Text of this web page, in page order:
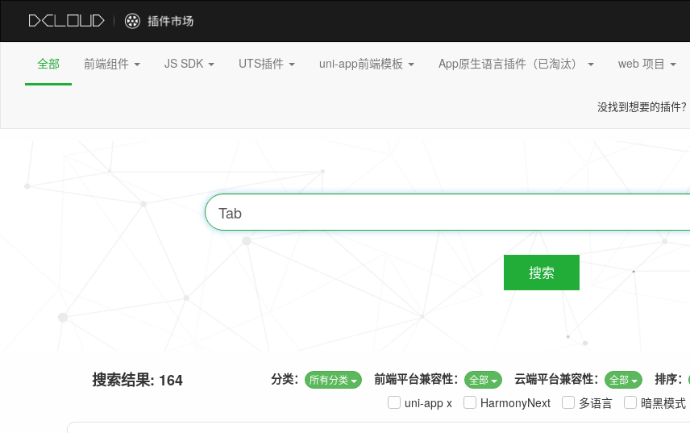
全部 前端组件 JS SDK UTS插件 uni-app前端模板 App原生语言插件（已淘汰） web 项目
没找到想要的插件？
搜索
搜索结果: 164 排序：
云端平台兼容性： 全部
前端平台兼容性： 全部
分类： 所有分类
暗黑模式
多语言
HarmonyNext
uni-app x